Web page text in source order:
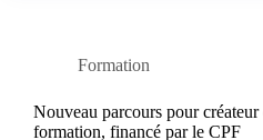
Formation
Nouveau parcours pour créateur
formation, financé par le CPF